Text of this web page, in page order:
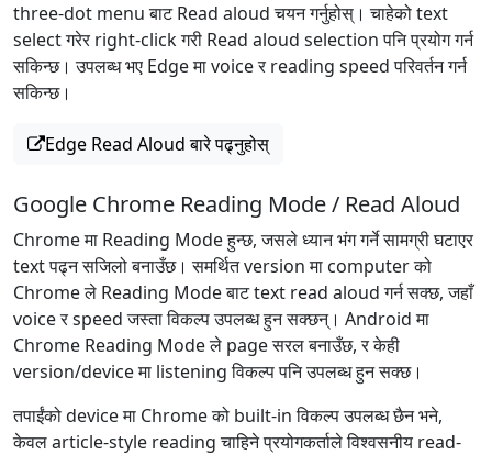
three-dot menu बाट Read aloud चयन गर्नुहोस्। चाहेको text
select गरेर right-click गरी Read aloud selection पनि प्रयोग गर्न
सकिन्छ। उपलब्ध भए Edge मा voice र reading speed परिवर्तन गर्न
सकिन्छ।
Edge Read Aloud बारे पढ्नुहोस्
Google Chrome Reading Mode / Read Aloud
Chrome मा Reading Mode हुन्छ, जसले ध्यान भंग गर्ने सामग्री घटाएर
text पढ्न सजिलो बनाउँछ। समर्थित version मा computer को
Chrome ले Reading Mode बाट text read aloud गर्न सक्छ, जहाँ
voice र speed जस्ता विकल्प उपलब्ध हुन सक्छन्। Android मा
Chrome Reading Mode ले page सरल बनाउँछ, र केही
version/device मा listening विकल्प पनि उपलब्ध हुन सक्छ।
तपाईंको device मा Chrome को built-in विकल्प उपलब्ध छैन भने,
केवल article-style reading चाहिने प्रयोगकर्ताले विश्वसनीय read-